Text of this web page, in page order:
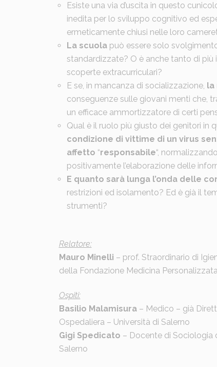
Esiste una via d’uscita in questo
inedita per lo sviluppo cognitivo ed
ermeticamente chiusi nelle loro
La scuolapuò essere solo
standardizzate? O è anche tanto di più
scoperte extracurriculari?
E se, in mancanza di socializzazione, la
conseguenze sulle giovani menti che,
un efficace ammortizzatore di certi
Qual è il ruolo più giusto dei genitori in
condizione di vittime di un virus
affetto “responsabile“,
positivamente l’elaborazione delle
E quanto sarà lunga l’onda delle
restrizioni ed isolamento? Ed è già il
strumenti?
Relatore:
Mauro Minelli – prof. Straordinario di
della Fondazione Medicina
Ospiti:
Basilio Malamisura – Medico – già
Ospedaliera – Università di Salerno
Gigi Spedicato – Docente di Sociologia
Salerno